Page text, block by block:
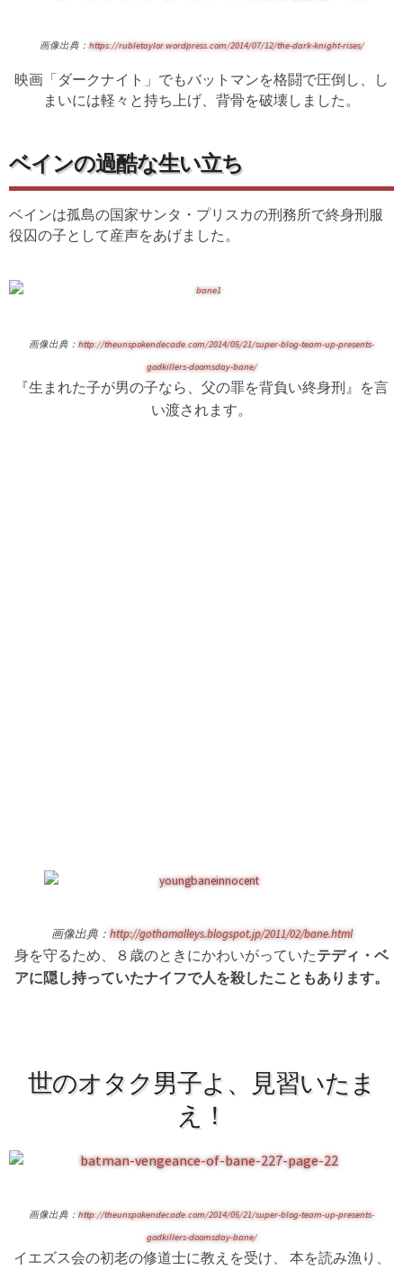
画像出典： https://rubletaylor.wordpress.com/2014/07/12/the-dark-knight-rises/
映画「ダークナイト」でもバットマンを格闘で圧倒し、し
まいには軽々と持ち上げ、背骨を破壊しました。
ベインの過酷な生い立ち
ベインは孤島の国家サンタ・プリスカの刑務所で終身刑服
役囚の子として産声をあげました。
画像出典： http://theunspokendecade.com/2014/05/21/super-blog-team-up-presents-
godkillers-doomsday-bane/
『生まれた子が男の子なら、父の罪を背負い終身刑』を言
い渡されます。
画像出典： http://gothamalleys.blogspot.jp/2011/02/bane.html
身を守るため、８歳のときにかわいがっていたテディ・ベ
アに隠し持っていたナイフで人を殺したこともあります。
世のオタク男子よ、見習いたま
え！
画像出典： http://theunspokendecade.com/2014/05/21/super-blog-team-up-presents-
godkillers-doomsday-bane/
イエズス会の初老の修道士に教えを受け、 本を読み漁り、